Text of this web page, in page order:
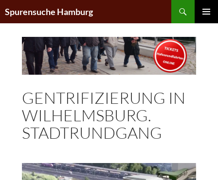
Inhalt
Spurensuche Hamburg
GENTRIFIZIERUNG IN
WILHELMSBURG.
STADTRUNDGANG